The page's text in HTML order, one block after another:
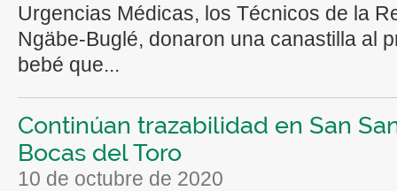
Urgencias Médicas, los Técnicos de la
Ngäbe-Buglé, donaron una canastilla al
bebé que...
Continúan trazabilidad en San
Bocas del Toro
10 de octubre de 2020